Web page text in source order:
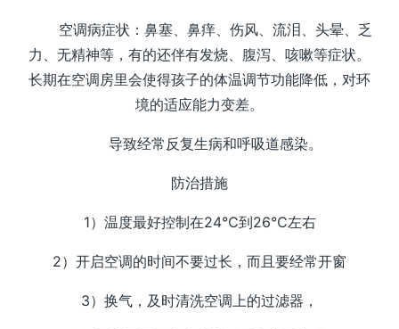
空调病症状：鼻塞、鼻痒、伤风、流泪、头晕、乏
力、无精神等，有的还伴有发烧、腹泻、咳嗽等症状。
长期在空调房里会使得孩子的体温调节功能降低，对环
境的适应能力变差。
导致经常反复生病和呼吸道感染。
防治措施
1）温度最好控制在24℃到26℃左右
2）开启空调的时间不要过长，而且要经常开窗
3）换气，及时清洗空调上的过滤器，